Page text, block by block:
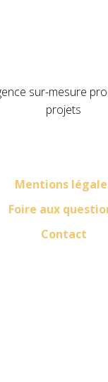
sur-mesure
projets
Mentions
Foire aux
Contact